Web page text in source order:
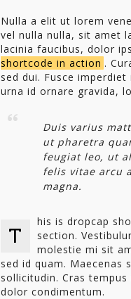
Nulla a elit ut lorem
vel nulla nulla, sit amet
lacinia faucibus, dolor
shortcode in action .
sed dui. Fusce
urna id ornare gravida,
Duis varius
ut pharetra
feugiat leo, ut
felis vitae arcu
magna.
T
his is dropcap
section.
molestie mi sit
sed id quam. Maecenas
sollicitudin. Cras
dolor condimentum.